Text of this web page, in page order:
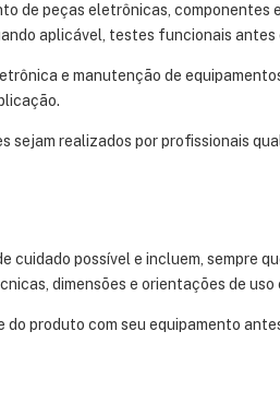
de peças eletrônicas,
aplicável, testes funcionais antes
e manutenção de
sejam realizados por profissionais
cuidado possível e incluem, sempre
dimensões e orientações de uso
produto com seu equipamento